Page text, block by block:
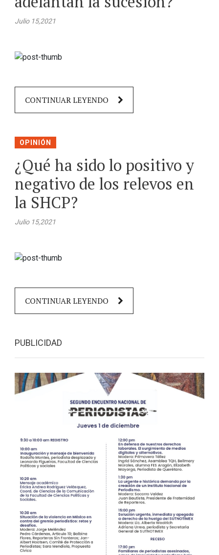
Julio 15,2021
CONTINUAR LEYENDO
OPINIÓN
¿Qué ha sido lo positivo y
negativo de los relevos en
la SHCP?
Julio 15,2021
CONTINUAR LEYENDO
PUBLICIDAD